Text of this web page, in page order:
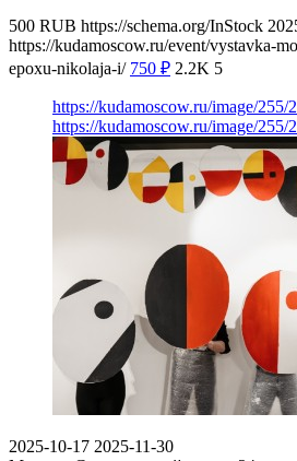
500 RUB https://schema.org/InStock
https://kudamoscow.ru/event/vystavka-
epoxu-nikolaja-i/ 750 ₽ 2.2K 5
https://kudamoscow.ru/image/
https://kudamoscow.ru/image/
2025-10-17 2025-11-30